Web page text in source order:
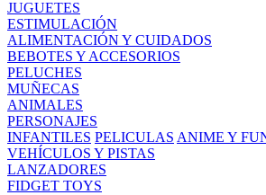
JUGUETES
ESTIMULACIÓN
ALIMENTACIÓN Y CUIDADOS
BEBOTES Y ACCESORIOS
PELUCHES
MUÑECAS
ANIMALES
PERSONAJES
INFANTILES PELICULAS ANIME Y
VEHÍCULOS Y PISTAS
LANZADORES
FIDGET TOYS